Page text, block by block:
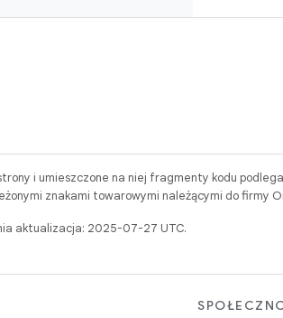
i umieszczone na niej fragmenty kodu
znakami towarowymi należącymi do firmy
aktualizacja: 2025-07-27 UTC.